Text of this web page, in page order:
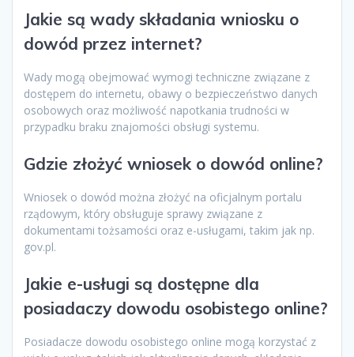
Jakie są wady składania wniosku o
dowód przez internet?
Wady mogą obejmować wymogi techniczne związane z
dostępem do internetu, obawy o bezpieczeństwo danych
osobowych oraz możliwość napotkania trudności w
przypadku braku znajomości obsługi systemu.
Gdzie złożyć wniosek o dowód online?
Wniosek o dowód można złożyć na oficjalnym portalu
rządowym, który obsługuje sprawy związane z
dokumentami tożsamości oraz e-usługami, takim jak np.
gov.pl.
Jakie e-usługi są dostępne dla
posiadaczy dowodu osobistego online?
Posiadacze dowodu osobistego online mogą korzystać z